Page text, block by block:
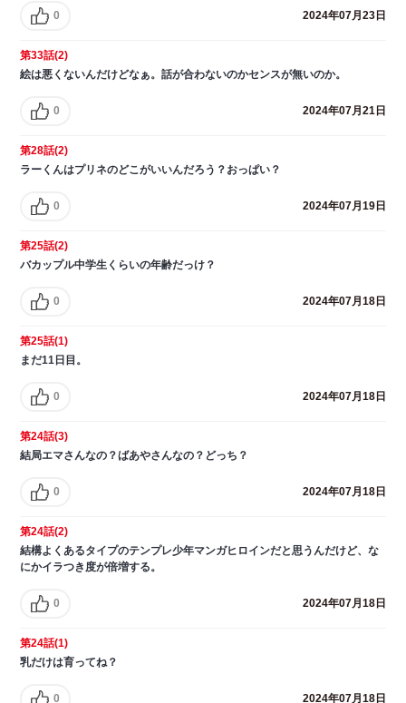
0 2024年07月23日
第33話(2)
絵は悪くないんだけどなぁ。話が合わないのかセンスが無いのか。
0 2024年07月21日
第28話(2)
ラーくんはプリネのどこがいいんだろう？おっぱい？
0 2024年07月19日
第25話(2)
バカップル中学生くらいの年齢だっけ？
0 2024年07月18日
第25話(1)
まだ11日目。
0 2024年07月18日
第24話(3)
結局エマさんなの？ばあやさんなの？どっち？
0 2024年07月18日
第24話(2)
結構よくあるタイプのテンプレ少年マンガヒロインだと思うんだけど、な
にかイラつき度が倍増する。
0 2024年07月18日
第24話(1)
乳だけは育ってね？
0 2024年07月18日